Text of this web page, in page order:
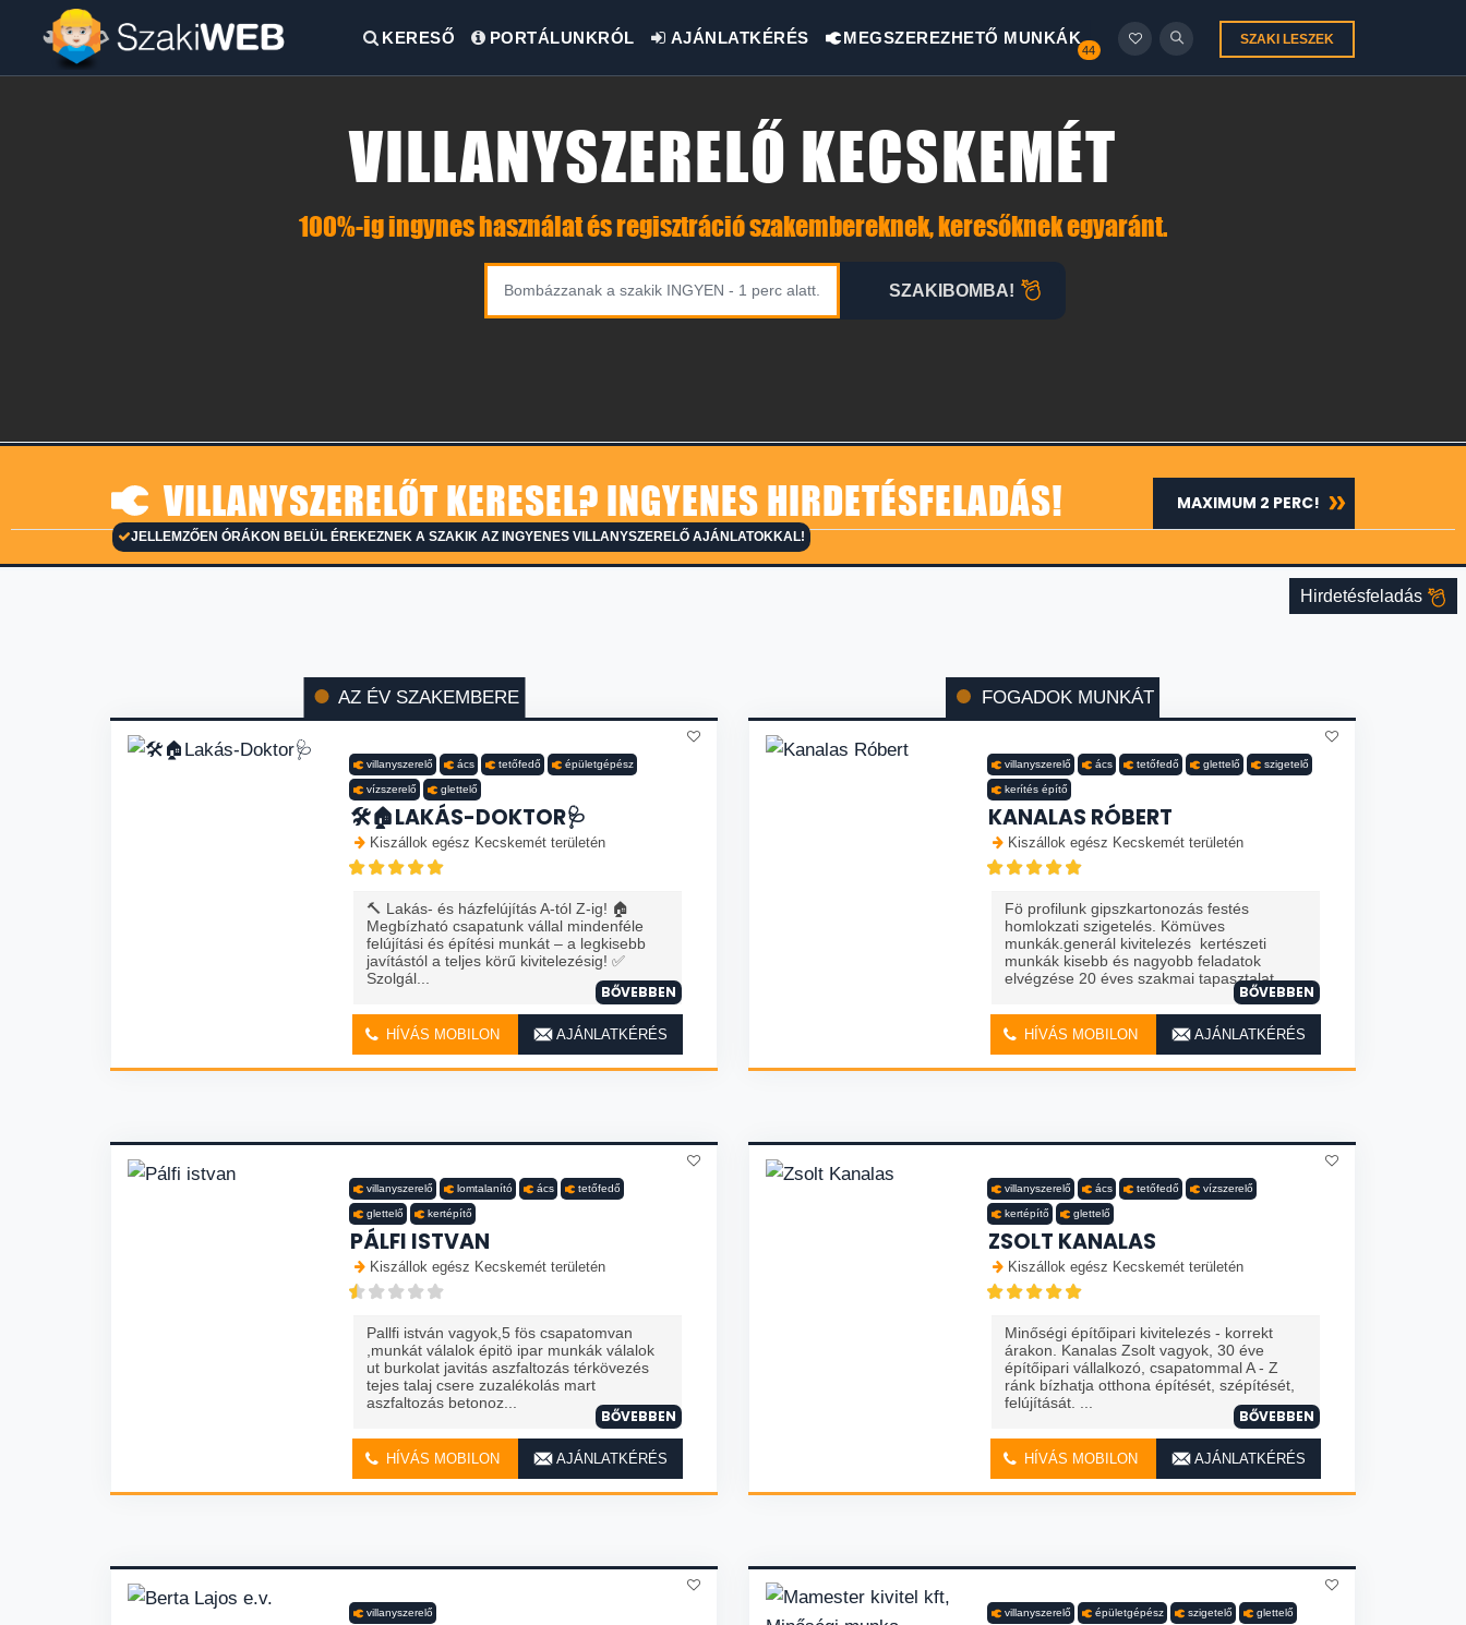
SZAKI LESZEK
KERESŐ PORTÁLUNKRÓL AJÁNLATKÉRÉS MEGSZEREZHETŐ MUNKÁK
44
VILLANYSZERELŐ KECSKEMÉT
100%-ig ingynes használat és regisztráció szakembereknek, keresőknek egyaránt.
SZAKIBOMBA!
VILLANYSZERELŐT KERESEL? INGYENES HIRDETÉSFELADÁS!
JELLEMZŐEN ÓRÁKON BELÜL ÉREKEZNEK A SZAKIK AZ INGYENES VILLANYSZERELŐ AJÁNLATOKKAL!
MAXIMUM 2 PERC!
AZ ÉV SZAKEMBERE
villanyszerelő ács tetőfedő épületgépész
vízszerelő glettelő
🛠️🏠LAKÁS-DOKTOR🩺
Kiszállok egész Kecskemét területén
🔨 Lakás- és házfelújítás A-tól Z-ig! 🏠
Megbízható csapatunk vállal mindenféle
felújítási és építési munkát – a legkisebb
javítástól a teljes körű kivitelezésig! ✅
Szolgál...
BŐVEBBEN
HÍVÁS MOBILON AJÁNLATKÉRÉS
FOGADOK MUNKÁT
villanyszerelő ács tetőfedő glettelő szigetelő
kerítés építő
KANALAS RÓBERT
Kiszállok egész Kecskemét területén
Fö profilunk gipszkartonozás festés
homlokzati szigetelés. Kömüves
munkák.generál kivitelezés kertészeti
munkák kisebb és nagyobb feladatok
elvégzése 20 éves szakmai tapasztalat. ...
BŐVEBBEN
HÍVÁS MOBILON AJÁNLATKÉRÉS
villanyszerelő lomtalanító ács tetőfedő
glettelő kertépítő
PÁLFI ISTVAN
Kiszállok egész Kecskemét területén
Pallfi istván vagyok,5 fös csapatomvan
,munkát válalok épitö ipar munkák válalok
ut burkolat javitás aszfaltozás térkövezés
tejes talaj csere zuzalékolás mart
aszfaltozás betonoz...
BŐVEBBEN
HÍVÁS MOBILON AJÁNLATKÉRÉS
villanyszerelő ács tetőfedő vízszerelő
kertépítő glettelő
ZSOLT KANALAS
Kiszállok egész Kecskemét területén
Minőségi építőipari kivitelezés - korrekt
árakon. Kanalas Zsolt vagyok, 30 éve
építőipari vállalkozó, csapatommal A - Z
ránk bízhatja otthona építését, szépítését,
felújítását. ...
BŐVEBBEN
HÍVÁS MOBILON AJÁNLATKÉRÉS
villanyszerelő villanyszerelő épületgépész szigetelő glettelő
Hirdetésfeladás